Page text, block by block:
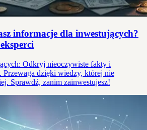
informacje dla inwestujących?
Odkryj nieoczywiste fakty i
Przewaga dzięki wiedzy, której nie
Sprawdź, zanim zainwestujesz!